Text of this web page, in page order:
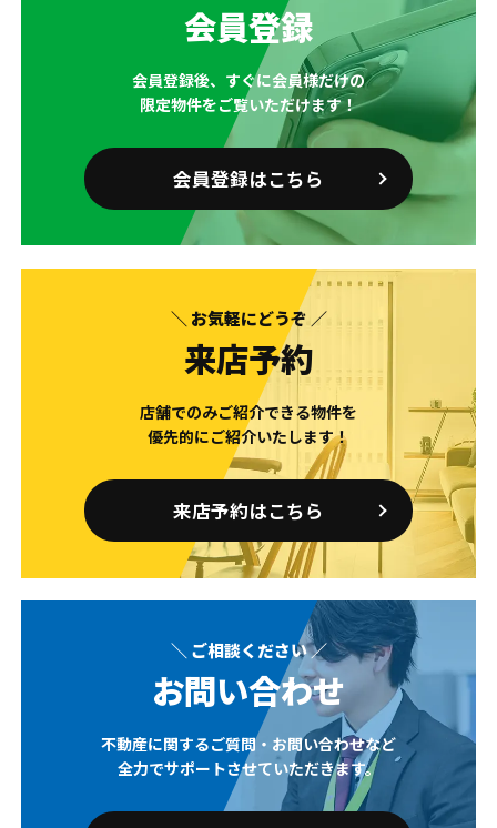
会員登録
会員登録後、すぐに会員様だけの
限定物件をご覧いただけます！
会員登録はこちら
＼ お気軽にどうぞ ／
来店予約
店舗でのみご紹介できる物件を
優先的にご紹介いたします！
来店予約はこちら
＼ ご相談ください ／
お問い合わせ
不動産に関するご質問・お問い合わせなど
全力でサポートさせていただきます。